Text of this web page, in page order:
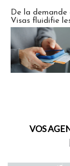
De la demande
Visas fluidifie
VOS